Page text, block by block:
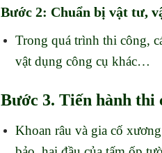
Bước 2: Chuẩn bị vật tư,
Trong quá trình thi công,
vật dụng công cụ khác…
Bước 3. Tiến hành thi
Khoan râu và gia cố